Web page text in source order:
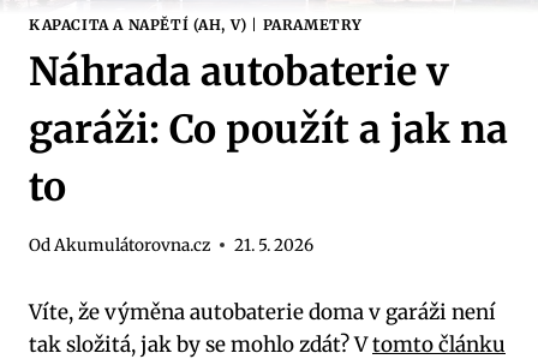
KAPACITA A NAPĚTÍ (AH, V) PARAMETRY
Náhrada autobaterie v
garáži: Co použít a jak na
to
OdAkumulátorovna.cz 21. 5. 2026
Víte, že výměna autobaterie doma v garáži není
tak složitá, jak by se mohlo zdát? Vtomto článku